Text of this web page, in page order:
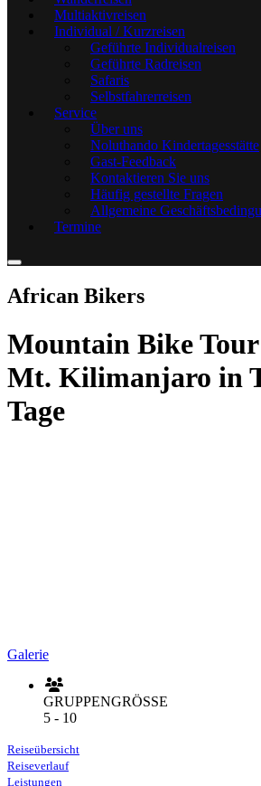
Multiaktivreisen
Individual / Kurzreisen
Geführte Individualreisen
Geführte Radreisen
Safaris
Selbstfahrerreisen
Service
Über uns
Noluthando Kindertagesstätte
Gast-Feedback
Kontaktieren Sie uns
Häufig gestellte Fragen
Allgemeine
Termine
African Bikers
Mountain Bike
Mt. Kilimanjaro in
Tage
Galerie
GRUPPENGRÖSSE
5 - 10
Reiseübersicht
Reiseverlauf
Leistungen